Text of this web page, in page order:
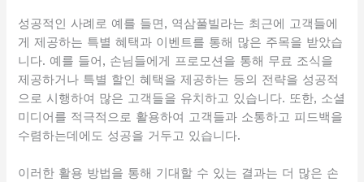
성공적인 사례로 예를 들면, 역삼풀빌라는 최근에 고객들에
게 제공하는 특별 혜택과 이벤트를 통해 많은 주목을 받았습
니다. 예를 들어, 손님들에게 프로모션을 통해 무료 조식을
제공하거나 특별 할인 혜택을 제공하는 등의 전략을 성공적
으로 시행하여 많은 고객들을 유치하고 있습니다. 또한, 소셜
미디어를 적극적으로 활용하여 고객들과 소통하고 피드백을
수렴하는데에도 성공을 거두고 있습니다.
이러한 활용 방법을 통해 기대할 수 있는 결과는 더 많은 손